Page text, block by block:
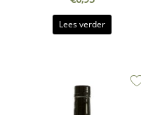
Lees verder